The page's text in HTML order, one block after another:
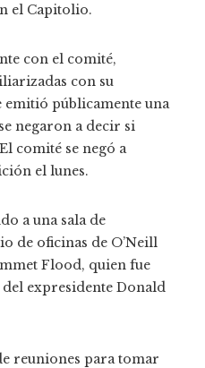
el Capitolio.
con el comité,
con su
públicamente una
negaron a decir si
comité se negó a
el lunes.
a una sala de
de oficinas de O’Neill
Flood, quien fue
del expresidente Donald
reuniones para tomar